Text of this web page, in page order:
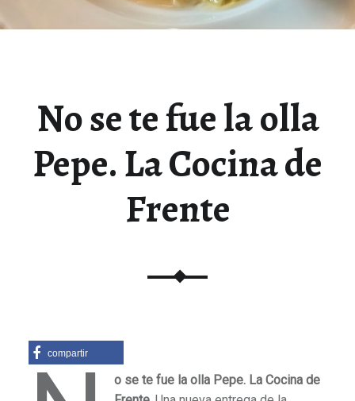
No se te fue la olla
Pepe. La Cocina de
Frente
compartir
o se te fue la olla Pepe. La Cocina de